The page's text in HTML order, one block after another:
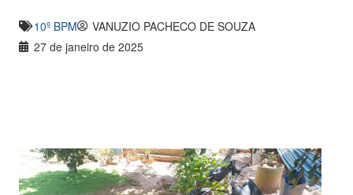
10º BPM
VANUZIO PACHECO DE SOUZA
27 de janeiro de 2025